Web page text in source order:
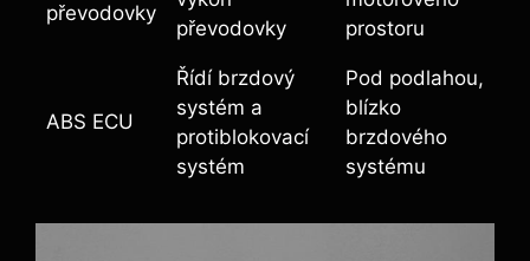
převodovky
převodovky
prostoru
ABS ECU
Řídí brzdový
systém a
protiblokovací
systém
Pod podlahou,
blízko
brzdového
systému